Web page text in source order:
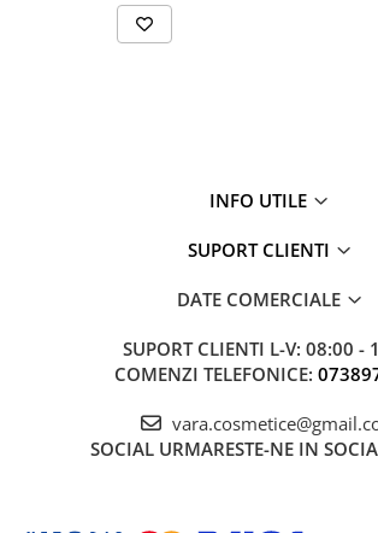
INFO UTILE
SUPORT CLIENTI
DATE COMERCIALE
SUPORT CLIENTI L-V: 08:00 -
COMENZI TELEFONICE:
SOCIAL URMARESTE-NE IN